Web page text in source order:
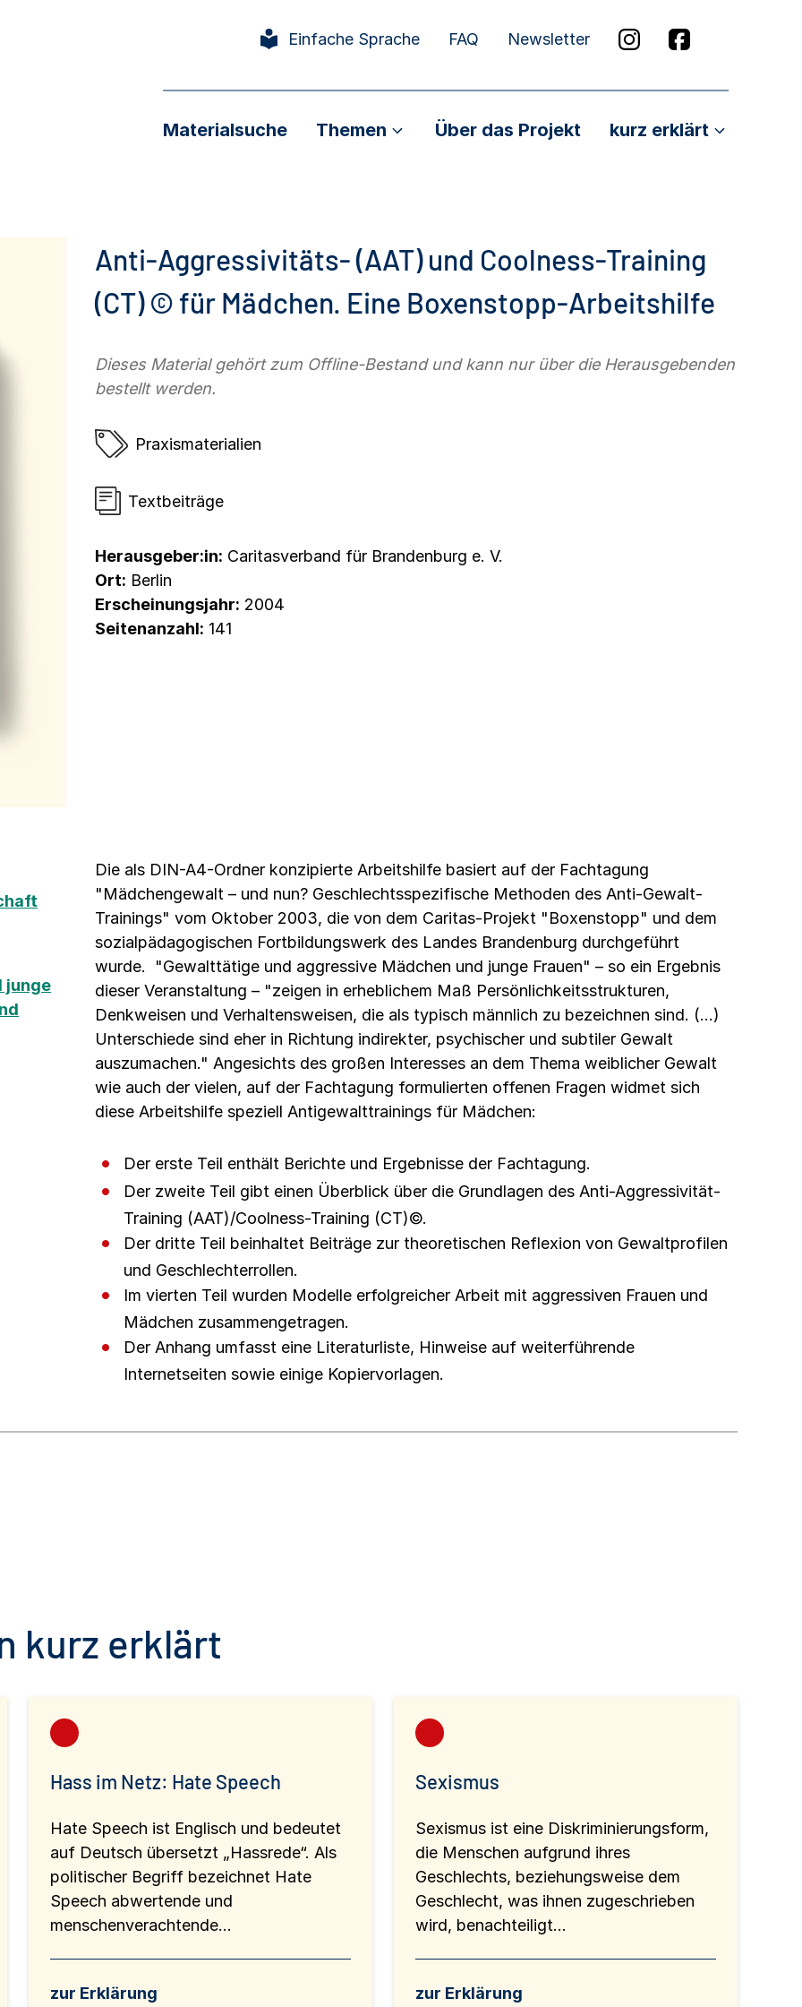
Einfache Sprache FAQ Newsletter
Materialsuche Themen Über das Projekt kurz erklärt
Anti-Aggressivitäts- (AAT) und Coolness-Training
(CT) © für Mädchen. Eine Boxenstopp-Arbeitshilfe
Dieses Material gehört zum Offline-Bestand und kann nur über die Herausgebenden
bestellt werden.
Praxismaterialien
Textbeiträge
Herausgeber:in: Caritasverband für Brandenburg e. V.
Ort: Berlin
Erscheinungsjahr: 2004
Seitenanzahl: 141
junge
Die als DIN-A4-Ordner konzipierte Arbeitshilfe basiert auf der Fachtagung
"Mädchengewalt – und nun? Geschlechtsspezifische Methoden des Anti-Gewalt-
Trainings" vom Oktober 2003, die von dem Caritas-Projekt "Boxenstopp" und dem
sozialpädagogischen Fortbildungswerk des Landes Brandenburg durchgeführt
wurde. "Gewalttätige und aggressive Mädchen und junge Frauen" – so ein Ergebnis
dieser Veranstaltung – "zeigen in erheblichem Maß Persönlichkeitsstrukturen,
Denkweisen und Verhaltensweisen, die als typisch männlich zu bezeichnen sind. (…)
Unterschiede sind eher in Richtung indirekter, psychischer und subtiler Gewalt
auszumachen." Angesichts des großen Interesses an dem Thema weiblicher Gewalt
wie auch der vielen, auf der Fachtagung formulierten offenen Fragen widmet sich
diese Arbeitshilfe speziell Antigewalttrainings für Mädchen:
Der erste Teil enthält Berichte und Ergebnisse der Fachtagung.
Der zweite Teil gibt einen Überblick über die Grundlagen des Anti-Aggressivität-
Training (AAT)/Coolness-Training (CT)©.
Der dritte Teil beinhaltet Beiträge zur theoretischen Reflexion von Gewaltprofilen
und Geschlechterrollen.
Im vierten Teil wurden Modelle erfolgreicher Arbeit mit aggressiven Frauen und
Mädchen zusammengetragen.
Der Anhang umfasst eine Literaturliste, Hinweise auf weiterführende
Internetseiten sowie einige Kopiervorlagen.
kurz erklärt
Hass im Netz: Hate Speech
Hate Speech ist Englisch und bedeutet
auf Deutsch übersetzt „Hassrede“. Als
politischer Begriff bezeichnet Hate
Speech abwertende und
menschenverachtende...
zur Erklärung
Sexismus
Sexismus ist eine Diskriminierungsform,
die Menschen aufgrund ihres
Geschlechts, beziehungsweise dem
Geschlecht, was ihnen zugeschrieben
wird, benachteiligt...
zur Erklärung